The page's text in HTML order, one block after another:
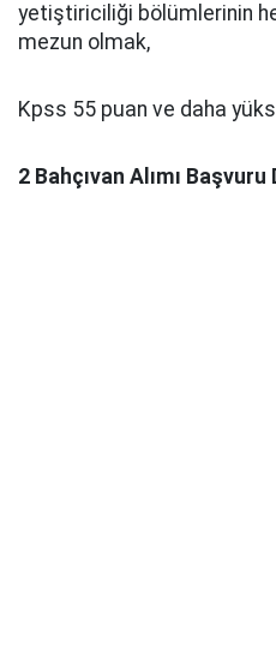
yetiştiriciliği bölümlerinin
mezun olmak,
Kpss 55 puan ve daha
2 Bahçıvan Alımı Başvuru